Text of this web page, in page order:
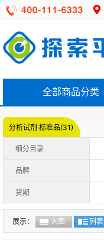
全部商品分类
分析试剂·标准品(31)
细分目录
品牌
货期
展示： 大图 列表